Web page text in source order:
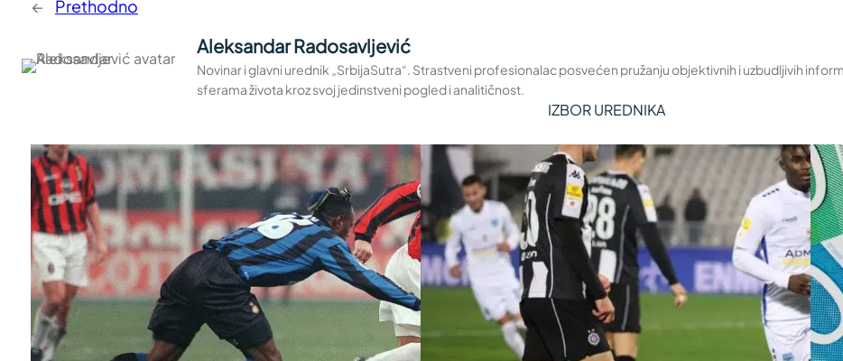
← Prethodno
Aleksandar Radosavljević
Novinar i glavni urednik „SrbijaSutra“. Strastveni profesionalac posvećen pružanju objektivnih i uzbudljivih
sferama života kroz svoj jedinstveni pogled i analitičnost.
IZBOR UREDNIKA